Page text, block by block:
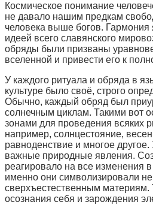
Космическое понимание
не давало нашим предкам
человека выше богов. Гармония
идеей всего славянского
обряды были призваны
вселенной и привести его к
У каждого ритуала и обряда в
культуре было своё, строго
Обычно, каждый обряд был
солнечным циклам. Такими вот
зонами для проведения всяких
например, солнцестояние,
равноденствие и многое другое.
важные природные явления.
реагировало на все изменения
именно они символизировали
сверхъестественным материям.
осознания себя и зарождения